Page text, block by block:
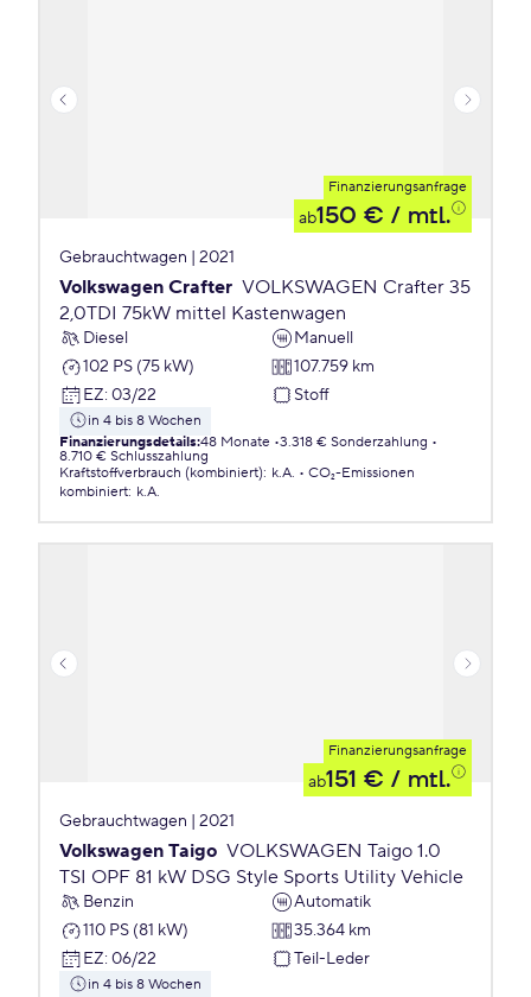
Finanzierungsanfrage
ab150 € / mtl.
Gebrauchtwagen | 2021
Volkswagen Crafter VOLKSWAGEN Crafter 35
2,0TDI 75kW mittel Kastenwagen
Diesel
Manuell
102 PS (75 kW)
107.759 km
EZ: 03/22 Stoff
in 4 bis 8 Wochen
Finanzierungsdetails:48 Monate 3.318 € Sonderzahlung
8.710 € Schlusszahlung
Kraftstoffverbrauch (kombiniert): k.A.
CO₂-Emissionen
kombiniert: k.A.
Finanzierungsanfrage
ab151 € / mtl.
Gebrauchtwagen | 2021
Volkswagen Taigo VOLKSWAGEN Taigo 1.0
TSI OPF 81 kW DSG Style Sports Utility Vehicle
Benzin
Automatik
110 PS (81 kW)
35.364 km
EZ: 06/22 Teil-Leder
in 4 bis 8 Wochen